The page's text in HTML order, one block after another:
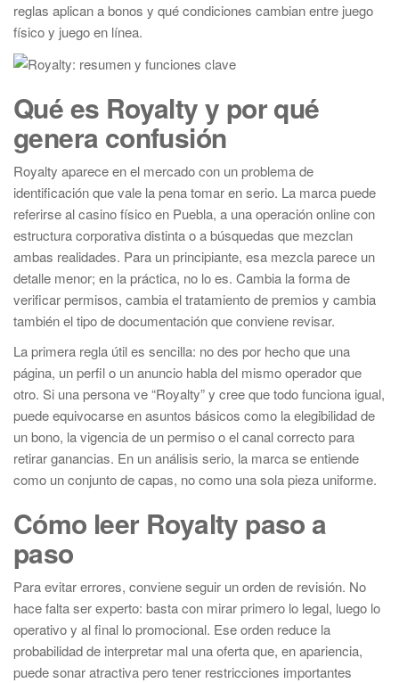
reglas aplican a bonos y qué condiciones cambian entre juego
físico y juego en línea.
Qué es Royalty y por qué
genera confusión
Royalty aparece en el mercado con un problema de
identificación que vale la pena tomar en serio. La marca puede
referirse al casino físico en Puebla, a una operación online con
estructura corporativa distinta o a búsquedas que mezclan
ambas realidades. Para un principiante, esa mezcla parece un
detalle menor; en la práctica, no lo es. Cambia la forma de
verificar permisos, cambia el tratamiento de premios y cambia
también el tipo de documentación que conviene revisar.
La primera regla útil es sencilla: no des por hecho que una
página, un perfil o un anuncio habla del mismo operador que
otro. Si una persona ve “Royalty” y cree que todo funciona igual,
puede equivocarse en asuntos básicos como la elegibilidad de
un bono, la vigencia de un permiso o el canal correcto para
retirar ganancias. En un análisis serio, la marca se entiende
como un conjunto de capas, no como una sola pieza uniforme.
Cómo leer Royalty paso a
paso
Para evitar errores, conviene seguir un orden de revisión. No
hace falta ser experto: basta con mirar primero lo legal, luego lo
operativo y al final lo promocional. Ese orden reduce la
probabilidad de interpretar mal una oferta que, en apariencia,
puede sonar atractiva pero tener restricciones importantes